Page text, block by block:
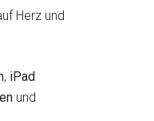
Herz und
, iPad
und